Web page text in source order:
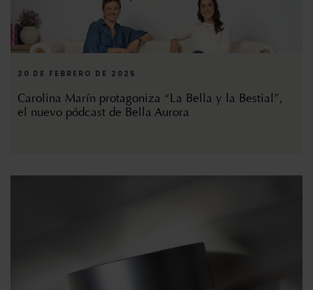
20 DE FEBRERO DE 2025
Carolina Marín protagoniza “La Bella y la Bestial”,
el nuevo pódcast de Bella Aurora